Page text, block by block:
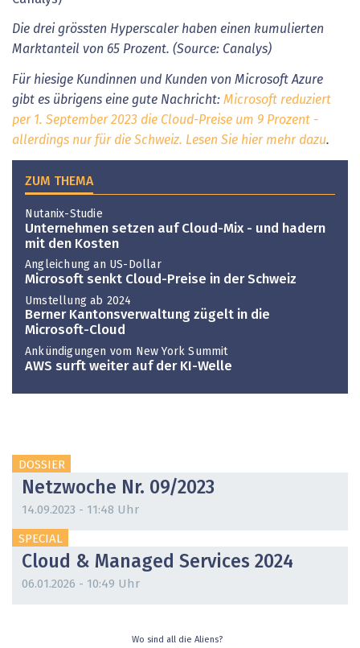
Die drei grössten Hyperscaler haben einen kumulierten
Marktanteil von 65 Prozent. (Source: Canalys)
Für hiesige Kundinnen und Kunden von Microsoft Azure
gibt es übrigens eine gute Nachricht: Microsoft reduziert
per 1. September 2023 die Cloud-Preise um 9 Prozent -
allerdings nur für die Schweiz. Lesen Sie hier mehr dazu.
ZUM THEMA
Nutanix-Studie
Unternehmen setzen auf Cloud-Mix - und hadern
mit den Kosten
Angleichung an US-Dollar
Microsoft senkt Cloud-Preise in der Schweiz
Umstellung ab 2024
Berner Kantonsverwaltung zügelt in die
Microsoft-Cloud
Ankündigungen vom New York Summit
AWS surft weiter auf der KI-Welle
DOSSIER
Netzwoche Nr. 09/2023
14.09.2023 - 11:48 Uhr
SPECIAL
Cloud & Managed Services 2024
06.01.2026 - 10:49 Uhr
Wo sind all die Aliens?